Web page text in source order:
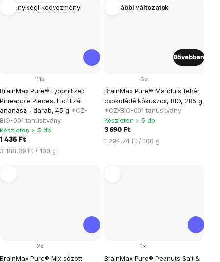
Mennyiségi kedvezmény
BrainMax Pure® Lyophilized
Pineapple Pieces, Liofilizált
ananász - darab, 45 g *CZ-
BIO-001 tanúsítvány
11x
Készleten > 5 db
1 435 Ft
Egységár:
3 188,89 Ft / 100 g
További változatok
BrainMax Pure® Manduls fehér
csokoládé kókuszos, BIO, 285 g
*CZ-BIO-001 tanúsítvány
6x
Készleten > 5 db
3 690 Ft
Egységár:
1 294,74 Ft / 100 g
Bővebben
BrainMax Pure® Mix sózott
2x
BrainMax Pure® Peanuts Salt &
1x